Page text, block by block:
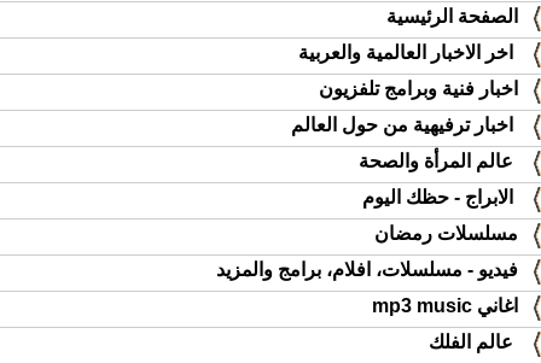
الصفحة الرئيسية
اخر الاخبار العالمية والعربية
اخبار فنية وبرامج تلفزيون
اخبار ترفيهية من حول العالم
عالم المرأة والصحة
الابراج - حظك اليوم
مسلسلات رمضان
فيديو - مسلسلات، افلام، برامج والمزيد
اغاني mp3 music
عالم الفلك